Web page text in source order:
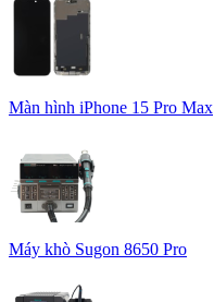
Màn hình iPhone 15 Pro Max
Máy khò Sugon 8650 Pro